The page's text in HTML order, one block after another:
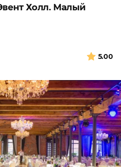
Холл. Малый
5.00